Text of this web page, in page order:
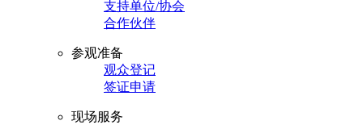
支持单位/协会
合作伙伴
参观准备
观众登记
签证申请
现场服务